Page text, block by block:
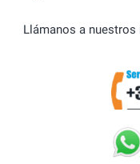
Llámanos a